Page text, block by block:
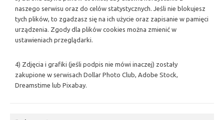
naszego serwisu oraz do celów statystycznych. Jeśli nie blokujesz
tych plików, to zgadzasz się na ich użycie oraz zapisanie w pamięci
urządzenia. Zgody dla plików cookies można zmienić w
ustawieniach przeglądarki.
4) Zdjęcia i grafiki (jeśli podpis nie mówi inaczej) zostały
zakupione w serwisach Dollar Photo Club, Adobe Stock,
Dreamstime lub Pixabay.